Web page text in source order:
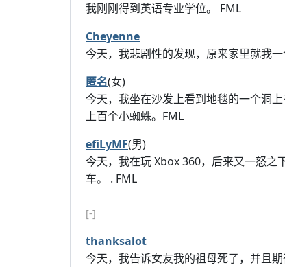
我刚刚得到英语专业学位。 FML
Cheyenne
今天，我悲剧性的发现，原来家里就我
匿名(女)
今天，我坐在沙发上看到地毯的一个洞
上百个小蜘蛛。FML
efiLyMF(男)
今天，我在玩 Xbox 360，后来又一怒之
车。 . FML
[-]
thanksalot
今天，我告诉女友我的祖母死了，并且